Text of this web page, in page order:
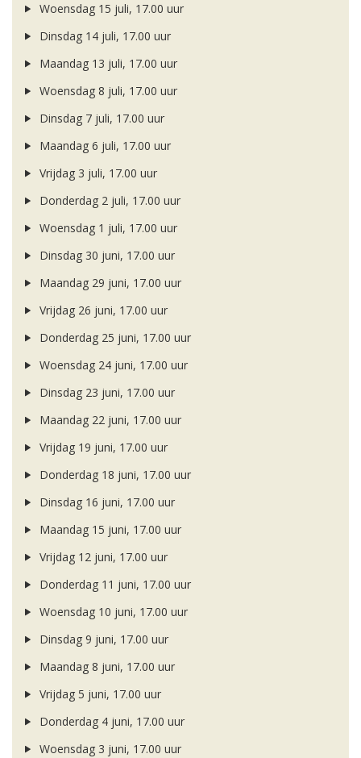
Woensdag 15 juli, 17.00 uur
Dinsdag 14 juli, 17.00 uur
Maandag 13 juli, 17.00 uur
Woensdag 8 juli, 17.00 uur
Dinsdag 7 juli, 17.00 uur
Maandag 6 juli, 17.00 uur
Vrijdag 3 juli, 17.00 uur
Donderdag 2 juli, 17.00 uur
Woensdag 1 juli, 17.00 uur
Dinsdag 30 juni, 17.00 uur
Maandag 29 juni, 17.00 uur
Vrijdag 26 juni, 17.00 uur
Donderdag 25 juni, 17.00 uur
Woensdag 24 juni, 17.00 uur
Dinsdag 23 juni, 17.00 uur
Maandag 22 juni, 17.00 uur
Vrijdag 19 juni, 17.00 uur
Donderdag 18 juni, 17.00 uur
Dinsdag 16 juni, 17.00 uur
Maandag 15 juni, 17.00 uur
Vrijdag 12 juni, 17.00 uur
Donderdag 11 juni, 17.00 uur
Woensdag 10 juni, 17.00 uur
Dinsdag 9 juni, 17.00 uur
Maandag 8 juni, 17.00 uur
Vrijdag 5 juni, 17.00 uur
Donderdag 4 juni, 17.00 uur
Woensdag 3 juni, 17.00 uur